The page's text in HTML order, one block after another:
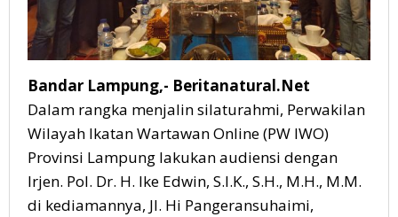
Bandar Lampung,- Beritanatural.Net
Dalam rangka menjalin silaturahmi, Perwakilan
Wilayah Ikatan Wartawan Online (PW IWO)
Provinsi Lampung lakukan audiensi dengan
Irjen. Pol. Dr. H. Ike Edwin, S.I.K., S.H., M.H., M.M.
di kediamannya, Jl. Hi Pangeransuhaimi,